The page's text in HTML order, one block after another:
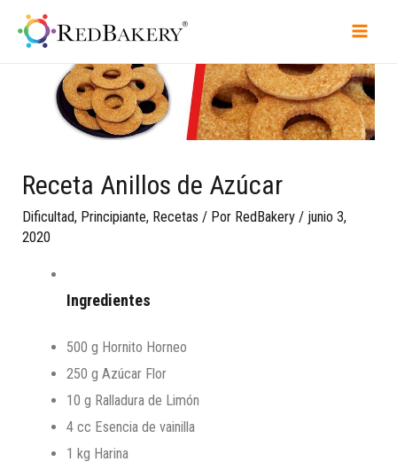
Receta Anillos de Azúcar
Dificultad, Principiante, Recetas / Por RedBakery / junio 3,
2020
Ingredientes
500 g Hornito Horneo
250 g Azúcar Flor
10 g Ralladura de Limón
4 cc Esencia de vainilla
1 kg Harina